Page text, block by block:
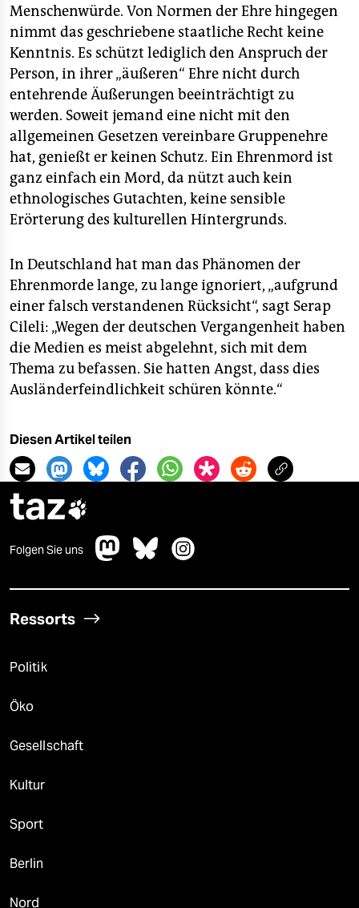
Menschenwürde. Von Normen der Ehre hingegen
nimmt das geschriebene staatliche Recht keine
Kenntnis. Es schützt lediglich den Anspruch der
Person, in ihrer „äußeren“ Ehre nicht durch
entehrende Äußerungen beeinträchtigt zu
werden. Soweit jemand eine nicht mit den
allgemeinen Gesetzen vereinbare Gruppenehre
hat, genießt er keinen Schutz. Ein Ehrenmord ist
ganz einfach ein Mord, da nützt auch kein
ethnologisches Gutachten, keine sensible
Erörterung des kulturellen Hintergrunds.
In Deutschland hat man das Phänomen der
Ehrenmorde lange, zu lange ignoriert, „aufgrund
einer falsch verstandenen Rücksicht“, sagt Serap
Cileli: „Wegen der deutschen Vergangenheit haben
die Medien es meist abgelehnt, sich mit dem
Thema zu befassen. Sie hatten Angst, dass dies
Ausländerfeindlichkeit schüren könnte.“
Diesen Artikel teilen
taz
Folgen Sie uns
Ressorts
Politik
Öko
Gesellschaft
Kultur
Sport
Berlin
Nord